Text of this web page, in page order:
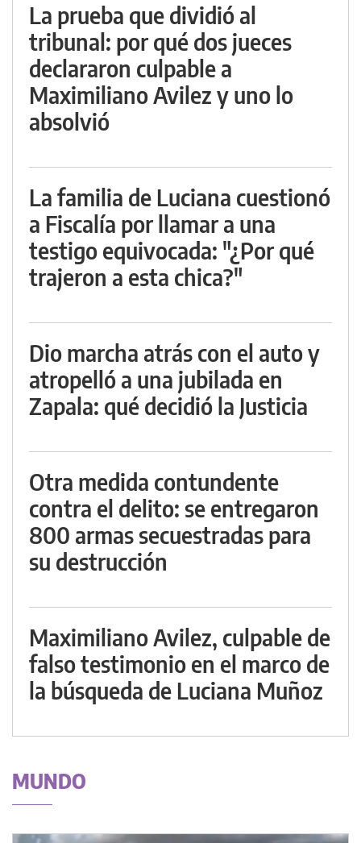
La prueba que dividió al
tribunal: por qué dos jueces
declararon culpable a
Maximiliano Avilez y uno lo
absolvió
La familia de Luciana cuestionó
a Fiscalía por llamar a una
testigo equivocada: "¿Por qué
trajeron a esta chica?"
Dio marcha atrás con el auto y
atropelló a una jubilada en
Zapala: qué decidió la Justicia
Otra medida contundente
contra el delito: se entregaron
800 armas secuestradas para
su destrucción
Maximiliano Avilez, culpable de
falso testimonio en el marco de
la búsqueda de Luciana Muñoz
MUNDO